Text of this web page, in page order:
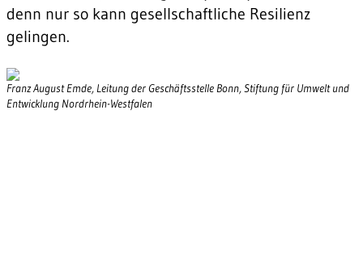
denn nur so kann gesellschaftliche Resilienz
gelingen.
Franz August Emde, Leitung der Geschäftsstelle Bonn, Stiftung für Umwelt und
Entwicklung Nordrhein-Westfalen